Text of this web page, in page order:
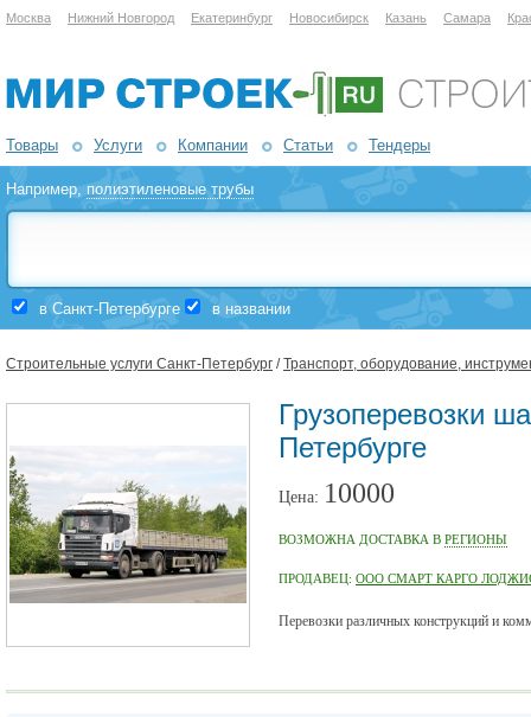
Москва Нижний Новгород Екатеринбург Новосибирск Казань Самара
Товары Услуги Компании Статьи Тендеры
Например,полиэтиленовые трубы
в Санкт-Петербурге в названии
Строительные услуги Санкт-Петербург /Транспорт, оборудование,
Грузоперевозки
Петербурге
Цена: 10000
ВОЗМОЖНА ДОСТАВКА В РЕГИОНЫ
ПРОДАВЕЦ: ООО СМАРТ КАРГО
Перевозки различных конструкций и